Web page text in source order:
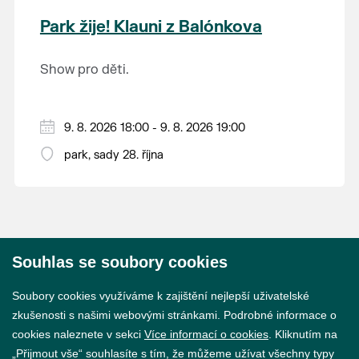
krajina na světě, která je zapsána na Seznam
světového přírodního a kulturního dědictví
Park žije! Klauni z Balónkova
Show pro děti.
9. 8. 2026 18:00 - 9. 8. 2026 19:00
park, sady 28. října
Souhlas se soubory cookies
Soubory cookies využíváme k zajištění nejlepší uživatelské
zkušenosti s našimi webovými stránkami. Podrobné informace o
cookies naleznete v sekci Více informací o cookies . Kliknutím na
„Přijmout vše“ souhlasíte s tím, že můžeme užívat všechny typy